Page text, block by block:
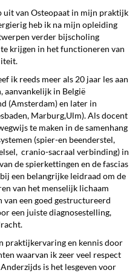
uit van Osteopaat in mijn praktijk
heb ik na mijn opleiding
verder bijscholing
krijgen in het functioneren van
ik reeds meer als 20 jaar les aan
aanvankelijk in België
(Amsterdam) en later in
Marburg,Ulm). Als docent
te maken in de samenhang
(spier-en beenderstel,
cranio-sacraal verbinding) in
de spierkettingen en de fascias
een belangrijke leidraad om de
van het menselijk lichaam
een goed gestructureerd
een juiste diagnosestelling,
praktijkervaring en kennis door
waarvan ik zeer veel respect
is het lesgeven voor